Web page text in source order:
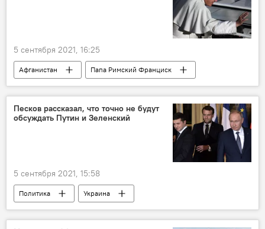
5 сентября 2021, 16:25
Афганистан
Папа Римский Франциск
Религия
Песков рассказал, что точно не будут
обсуждать Путин и Зеленский
5 сентября 2021, 15:58
Политика
Украина
Владимир Путин
Дмитрий Песков